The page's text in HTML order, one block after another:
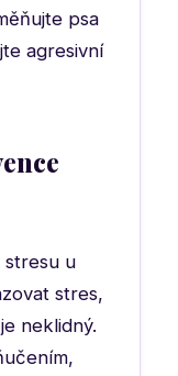
psa
agresivní
stresu u
stres,
neklidný.